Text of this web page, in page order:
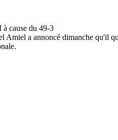
Amiel a annoncé dimanche qu'il